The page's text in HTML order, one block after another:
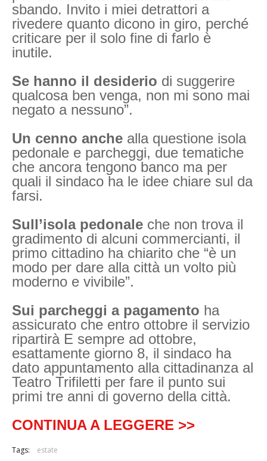
sbando. Invito i miei detrattori a
rivedere quanto dicono in giro, perché
criticare per il solo fine di farlo è
inutile.
Se hanno il desiderio di suggerire
qualcosa ben venga, non mi sono mai
negato a nessuno”.
Un cenno anche alla questione isola
pedonale e parcheggi, due tematiche
che ancora tengono banco ma per
quali il sindaco ha le idee chiare sul da
farsi.
Sull’isola pedonale che non trova il
gradimento di alcuni commercianti, il
primo cittadino ha chiarito che “è un
modo per dare alla città un volto più
moderno e vivibile”.
Sui parcheggi a pagamento ha
assicurato che entro ottobre il servizio
ripartirà E sempre ad ottobre,
esattamente giorno 8, il sindaco ha
dato appuntamento alla cittadinanza al
Teatro Trifiletti per fare il punto sui
primi tre anni di governo della città.
CONTINUA A LEGGERE >>
Tags: estate